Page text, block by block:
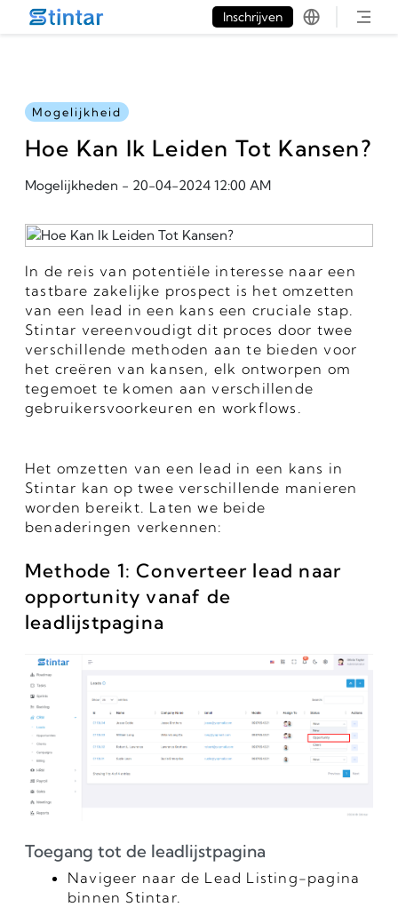
put google tag in file
Inschrijven
Mogelijkheid
Hoe Kan Ik Leiden Tot Kansen?
Mogelijkheden - 20-04-2024 12:00 AM
In de reis van potentiële interesse naar een
tastbare zakelijke prospect is het omzetten
van een lead in een kans een cruciale stap.
Stintar vereenvoudigt dit proces door twee
verschillende methoden aan te bieden voor
het creëren van kansen, elk ontworpen om
tegemoet te komen aan verschillende
gebruikersvoorkeuren en workflows.
Het omzetten van een lead in een kans in
Stintar kan op twee verschillende manieren
worden bereikt. Laten we beide
benaderingen verkennen:
Methode 1: Converteer lead naar
opportunity vanaf de
leadlijstpagina
Toegang tot de leadlijstpagina
Navigeer naar de Lead Listing-pagina
binnen Stintar.